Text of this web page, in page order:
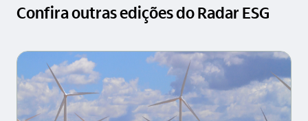
Confira outras edições do Radar ESG